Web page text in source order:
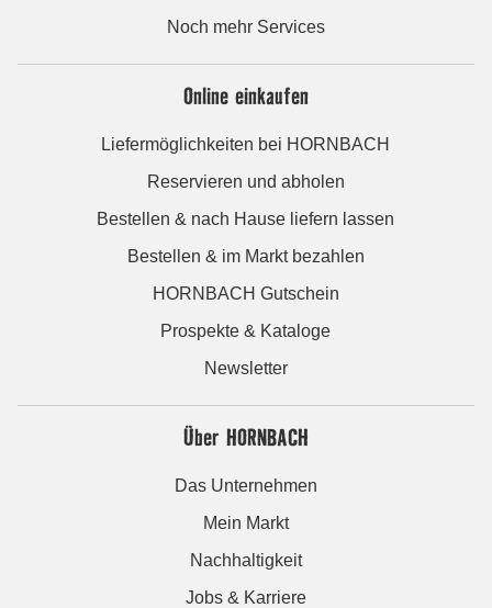
Noch mehr Services
Online einkaufen
Liefermöglichkeiten bei HORNBACH
Reservieren und abholen
Bestellen & nach Hause liefern lassen
Bestellen & im Markt bezahlen
HORNBACH Gutschein
Prospekte & Kataloge
Newsletter
Über HORNBACH
Das Unternehmen
Mein Markt
Nachhaltigkeit
Jobs & Karriere